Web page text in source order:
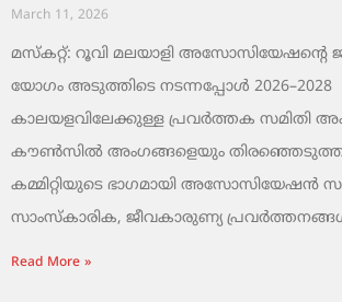
March 11, 2026
മസ്കറ്റ്: റൂവി മലയാളി
യോഗം അടുത്തിടെ നടന്നപ്പോൾ 2026–2028
കാലയളവിലേക്കുള്ള പ്രവർത്തക സമിതി
കൗൺസിൽ അംഗങ്ങളെയും
കമ്മിറ്റിയുടെ ഭാഗമായി അസോസിയേഷൻ
സാംസ്‌കാരിക, ജീവകാരുണ്യ
Read More »